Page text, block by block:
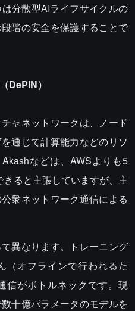
分散型AIライフサイクルの
階の安全を保護することで
DePIN）
ャネットワークは、ノード
通じて計算能力などのリソ
などは、AWSよりも5
ると主張していますが、主
衆ネットワーク通信による
異なります。トレーニング
（オフラインで行われるた
信がボトルネックです。現
十億パラメータのモデルを